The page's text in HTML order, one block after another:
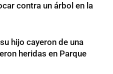
contra un árbol en la
hijo cayeron de una
heridas en Parque